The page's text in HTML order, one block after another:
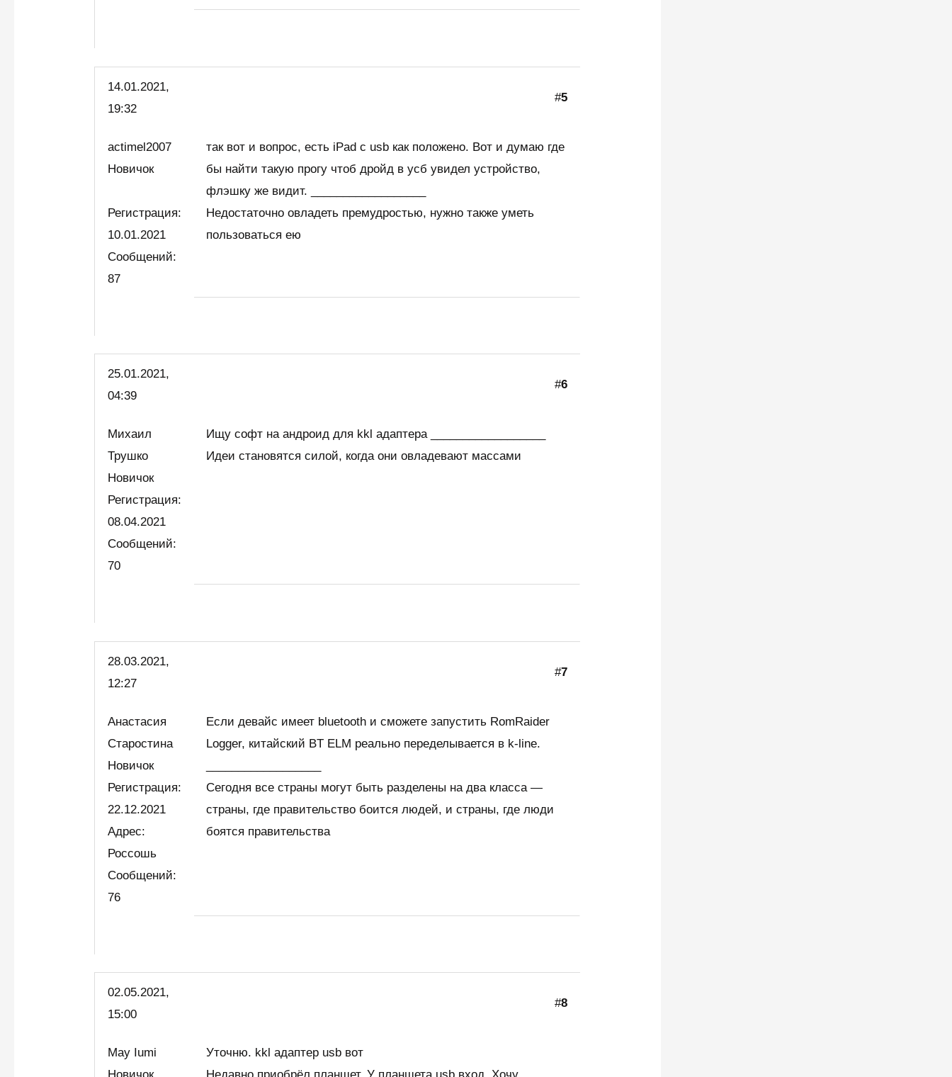
14.01.2021,
19:32
#5
actimel2007
Новичок
Регистрация:
10.01.2021
Сообщений:
87
так вот и вопрос, есть iPad с usb как положено. Вот и думаю где
бы найти такую прогу чтоб дройд в усб увидел устройство,
флэшку же видит. __________________
Недостаточно овладеть премудростью, нужно также уметь
пользоваться ею
25.01.2021,
04:39
#6
Михаил
Трушко
Новичок
Регистрация:
08.04.2021
Сообщений:
70
Ищу софт на андроид для kkl адаптера __________________
Идеи становятся силой, когда они овладевают массами
28.03.2021,
12:27
#7
Анастасия
Старостина
Новичок
Регистрация:
22.12.2021
Адрес:
Россошь
Сообщений:
76
Если девайс имеет bluetooth и сможете запустить RomRaider
Logger, китайский BT ELM реально переделывается в k-line.
Сегодня все страны могут быть разделены на два класса —
страны, где правительство боится людей, и страны, где люди
боятся правительства
02.05.2021,
15:00
#8
May Iumi
Уточню. kkl адаптер usb вот